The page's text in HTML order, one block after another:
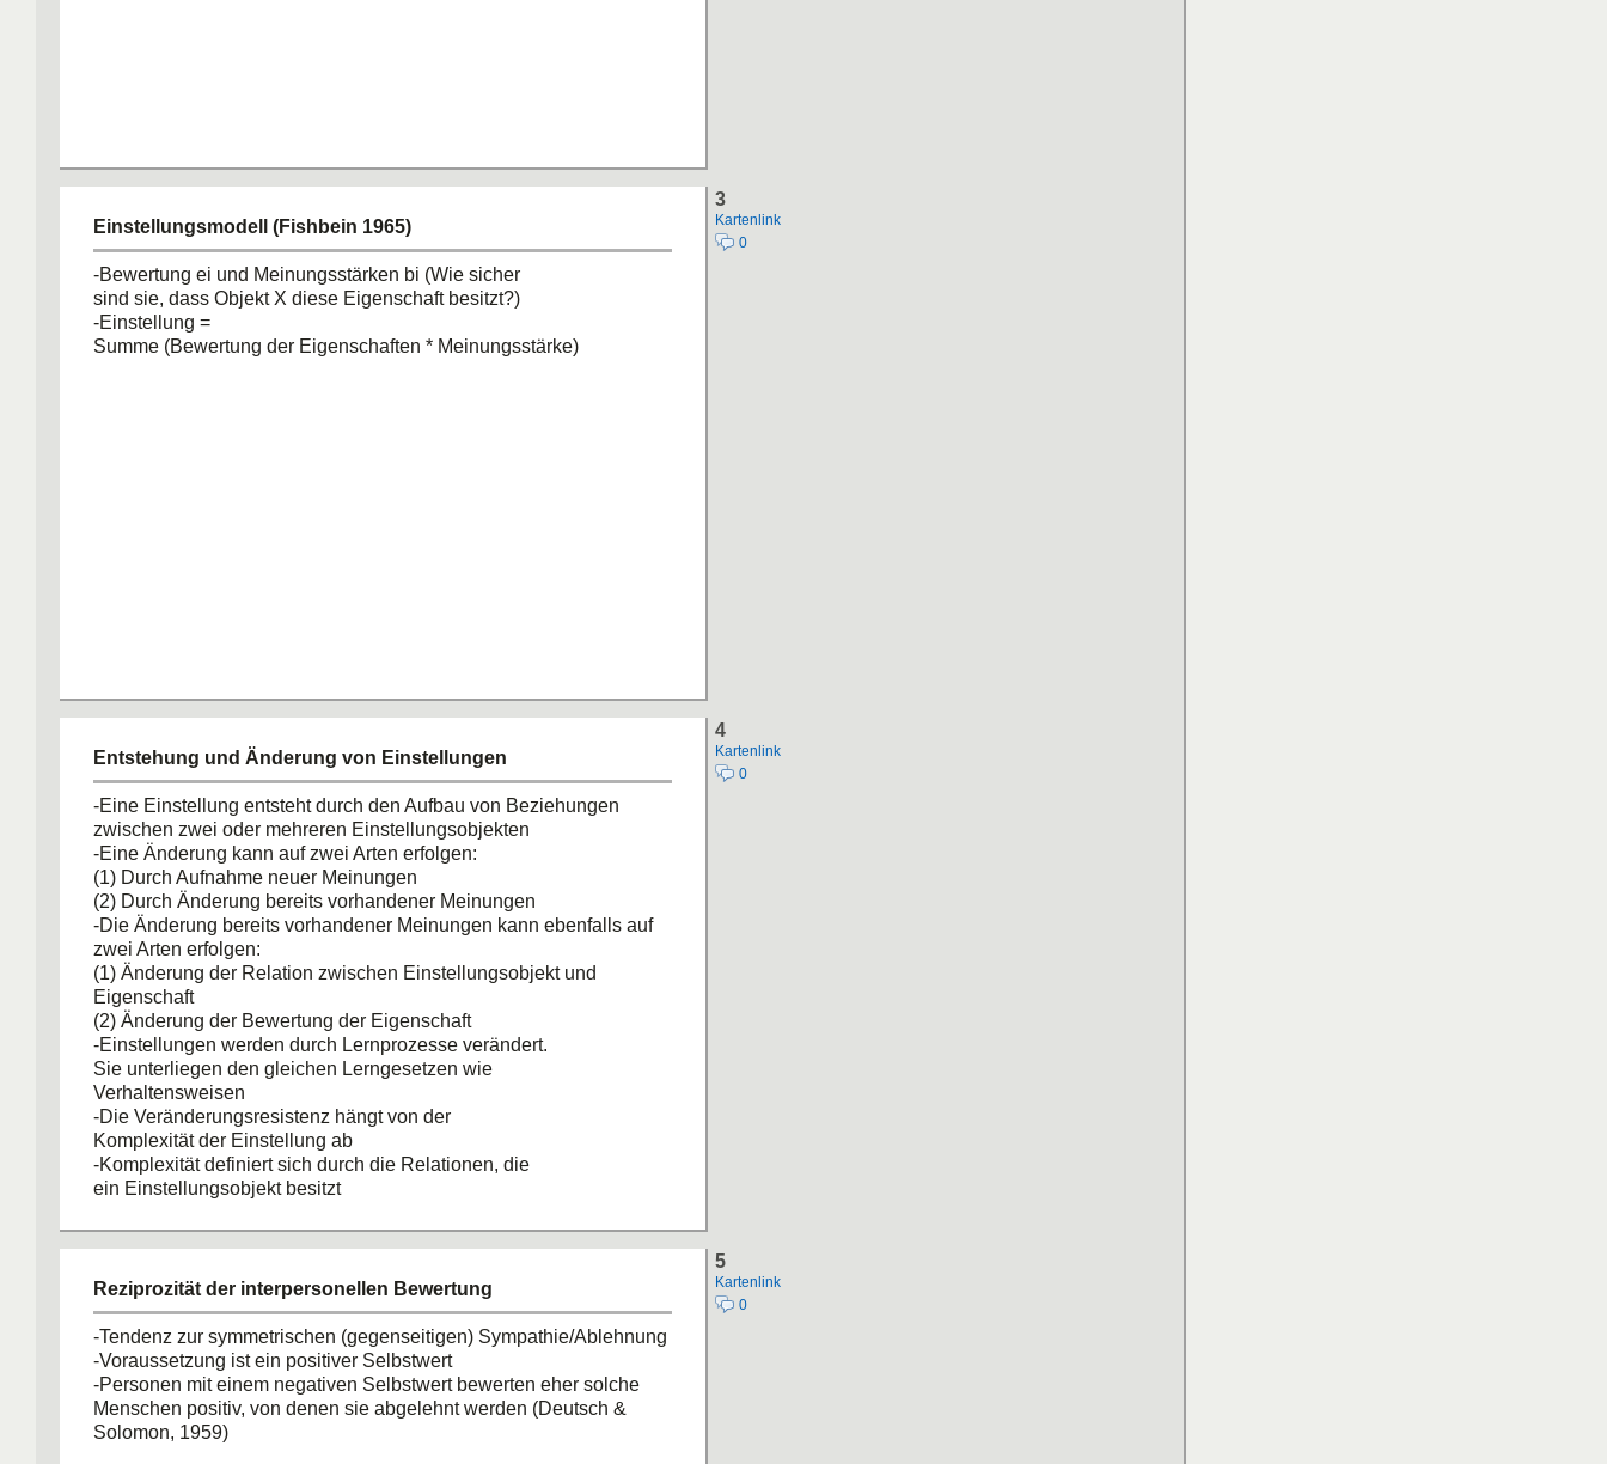
3
Kartenlink
0
Einstellungsmodell (Fishbein 1965)
-Bewertung ei und Meinungsstärken bi (Wie sicher
sind sie, dass Objekt X diese Eigenschaft besitzt?)
-Einstellung =
Summe (Bewertung der Eigenschaften * Meinungsstärke)
4
Kartenlink
0
Entstehung und Änderung von Einstellungen
-Eine Einstellung entsteht durch den Aufbau von Beziehungen
zwischen zwei oder mehreren Einstellungsobjekten
-Eine Änderung kann auf zwei Arten erfolgen:
(1) Durch Aufnahme neuer Meinungen
(2) Durch Änderung bereits vorhandener Meinungen
-Die Änderung bereits vorhandener Meinungen kann ebenfalls auf
zwei Arten erfolgen:
(1) Änderung der Relation zwischen Einstellungsobjekt und
Eigenschaft
(2) Änderung der Bewertung der Eigenschaft
-Einstellungen werden durch Lernprozesse verändert.
Sie unterliegen den gleichen Lerngesetzen wie
Verhaltensweisen
-Die Veränderungsresistenz hängt von der
Komplexität der Einstellung ab
-Komplexität definiert sich durch die Relationen, die
ein Einstellungsobjekt besitzt
Einstellung schwerer verändert werden
5
Kartenlink
0
Reziprozität der interpersonellen Bewertung
-Tendenz zur symmetrischen (gegenseitigen) Sympathie/Ablehnung
-Voraussetzung ist ein positiver Selbstwert
-Personen mit einem negativen Selbstwert bewerten eher solche
Menschen positiv, von denen sie abgelehnt werden (Deutsch &
Solomon, 1959)